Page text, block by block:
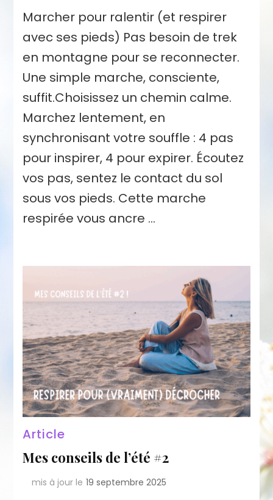
Marcher pour ralentir (et respirer
avec ses pieds) Pas besoin de trek
en montagne pour se reconnecter.
Une simple marche, consciente,
suffit.Choisissez un chemin calme.
Marchez lentement, en
synchronisant votre souffle : 4 pas
pour inspirer, 4 pour expirer. Écoutez
vos pas, sentez le contact du sol
sous vos pieds. Cette marche
respirée vous ancre …
Article
Mes conseils de l’été #2
mis à jour le 19 septembre 2025